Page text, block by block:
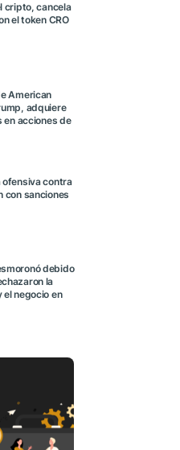
cripto, cancela
el token CRO
American
adquiere
en acciones de
ofensiva contra
con sanciones
debido
la
negocio en